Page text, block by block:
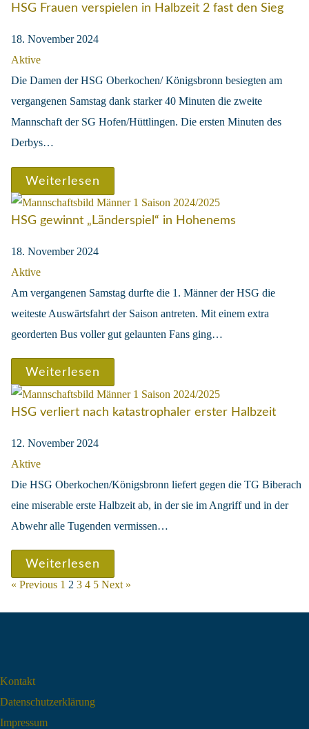
HSG Frauen verspielen in Halbzeit 2 fast den Sieg
18. November 2024
Aktive
Die Damen der HSG Oberkochen/ Königsbronn besiegten am
vergangenen Samstag dank starker 40 Minuten die zweite
Mannschaft der SG Hofen/Hüttlingen. Die ersten Minuten des
Derbys…
Weiterlesen
HSG gewinnt „Länderspiel“ in Hohenems
18. November 2024
Aktive
Am vergangenen Samstag durfte die 1. Männer der HSG die
weiteste Auswärtsfahrt der Saison antreten. Mit einem extra
georderten Bus voller gut gelaunten Fans ging…
Weiterlesen
HSG verliert nach katastrophaler erster Halbzeit
12. November 2024
Aktive
Die HSG Oberkochen/Königsbronn liefert gegen die TG Biberach
eine miserable erste Halbzeit ab, in der sie im Angriff und in der
Abwehr alle Tugenden vermissen…
Weiterlesen
« Previous 1 2 3 4 5 Next »
Kontakt
Datenschutz­erklärung
Impressum